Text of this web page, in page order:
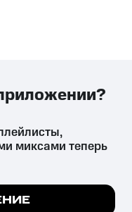
вред здоровью,
установленную
все
миксами теперь